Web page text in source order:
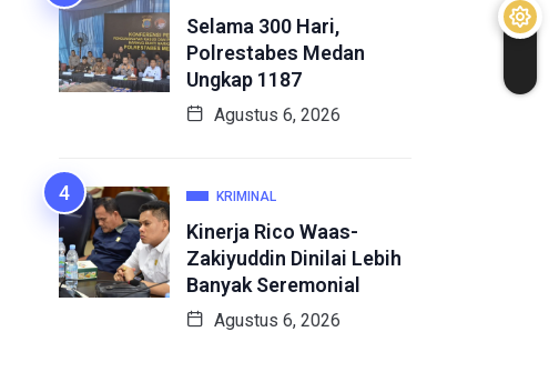
Selama 300 Hari,
Polrestabes Medan
Ungkap 1187
Agustus 6, 2026
KRIMINAL
Kinerja Rico Waas-
Zakiyuddin Dinilai Lebih
Banyak Seremonial
Agustus 6, 2026